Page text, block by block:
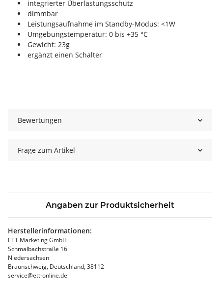
integrierter Überlastungsschutz
dimmbar
Leistungsaufnahme im Standby-Modus: <1W
Umgebungstemperatur: 0 bis +35 °C
Gewicht: 23g
ergänzt einen Schalter
Bewertungen
Frage zum Artikel
Angaben zur Produktsicherheit
Herstellerinformationen:
ETT Marketing GmbH
Schmalbachstraße 16
Niedersachsen
Braunschweig, Deutschland, 38112
service@ett-online.de